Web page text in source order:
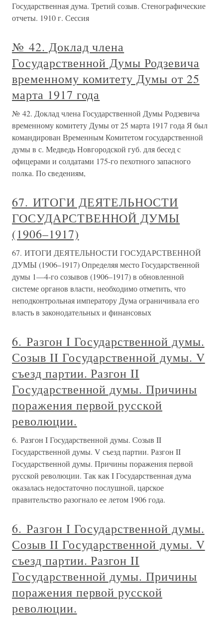
Государственная дума. Третий созыв. Стенографические
отчеты. 1910 г. Сессия
№ 42. Доклад члена
Государственной Думы Родзевича
временному комитету Думы от 25
марта 1917 года
№ 42. Доклад члена Государственной Думы Родзевича
временному комитету Думы от 25 марта 1917 года Я был
командирован Временным Комитетом государственной
думы в с. Медведь Новгородской губ. для бесед с
офицерами и солдатами 175-го пехотного запасного
полка. По сведениям,
67. ИТОГИ ДЕЯТЕЛЬНОСТИ
ГОСУДАРСТВЕННОЙ ДУМЫ
(1906–1917)
67. ИТОГИ ДЕЯТЕЛЬНОСТИ ГОСУДАРСТВЕННОЙ
ДУМЫ (1906–1917) Определяя место Государственной
думы 1—4-го созывов (1906–1917) в обновленной
системе органов власти, необходимо отметить, что
неподконтрольная императору Дума ограничивала его
власть в законодательных и финансовых
6. Разгон I Государственной думы.
Созыв II Государственной думы. V
съезд партии. Разгон II
Государственной думы. Причины
поражения первой русской
революции.
6. Разгон I Государственной думы. Созыв II
Государственной думы. V съезд партии. Разгон II
Государственной думы. Причины поражения первой
русской революции. Так как I Государственная дума
оказалась недостаточно послушной, царское
правительство разогнало ее летом 1906 года.
6. Разгон I Государственной думы.
Созыв II Государственной думы. V
съезд партии. Разгон II
Государственной думы. Причины
поражения первой русской
революции.